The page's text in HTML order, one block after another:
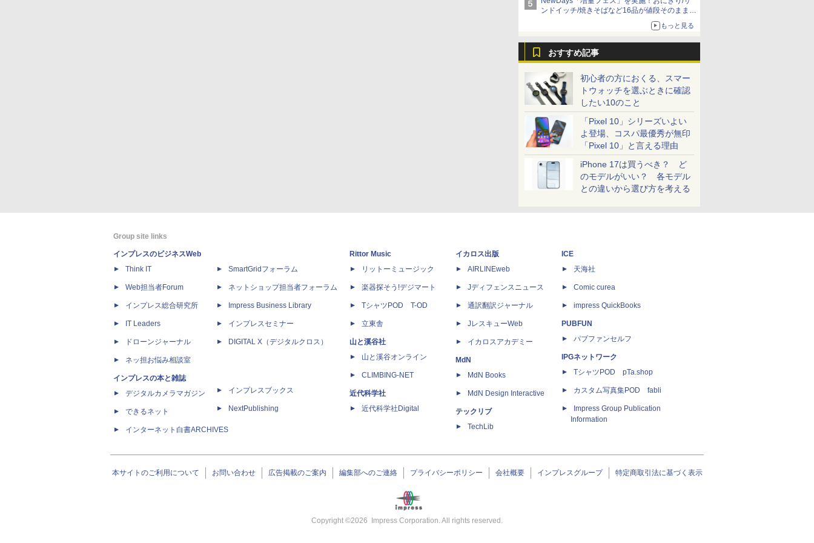
ンドイッチ/焼きそばなど16品が値段そのままで
もっと見る
おすすめ記事
初心者の方におくる、スマー
トウォッチを選ぶときに確認
したい10のこと
「Pixel 10」シリーズいよい
よ登場、コスパ最優秀が無印
「Pixel 10」と言える理由
iPhone 17は買うべき？ ど
のモデルがいい？ 各モデル
との違いから選び方を考える
Group site links
インプレスのビジネスWeb
Think IT
Web担当者Forum
インプレス総合研究所
IT Leaders
ドローンジャーナル
ネッ担お悩み相談室
インプレスの本と雑誌
デジタルカメラマガジン
できるネット
インターネット白書ARCHIVES
SmartGridフォーラム
ネットショップ担当者フォーラム
Impress Business Library
インプレスセミナー
DIGITAL X（デジタルクロス）
インプレスブックス
NextPublishing
Rittor Music
リットーミュージック
楽器探そう!デジマート
TシャツPOD T-OD
立東舎
山と溪谷社
山と溪谷オンライン
CLIMBING-NET
近代科学社
近代科学社Digital
イカロス出版
AIRLINEweb
Jディフェンスニュース
通訳翻訳ジャーナル
JレスキューWeb
イカロスアカデミー
MdN
MdN Books
MdN Design Interactive
テックリブ
TechLib
ICE
天海社
Comic curea
impress QuickBooks
PUBFUN
パブファンセルフ
IPGネットワーク
TシャツPOD pTa.shop
カスタム写真集POD fabli
Impress Group Publication
Information
本サイトのご利用について お問い合わせ 広告掲載のご案内 編集部へのご連絡 プライバシーポリシー 会社概要 インプレスグループ 特定商取引法に基づく表示
Copyright ©2026 Impress Corporation. All rights reserved.